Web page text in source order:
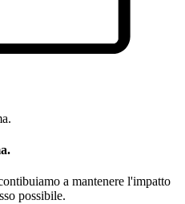
a mantenere l'impatto
possibile.